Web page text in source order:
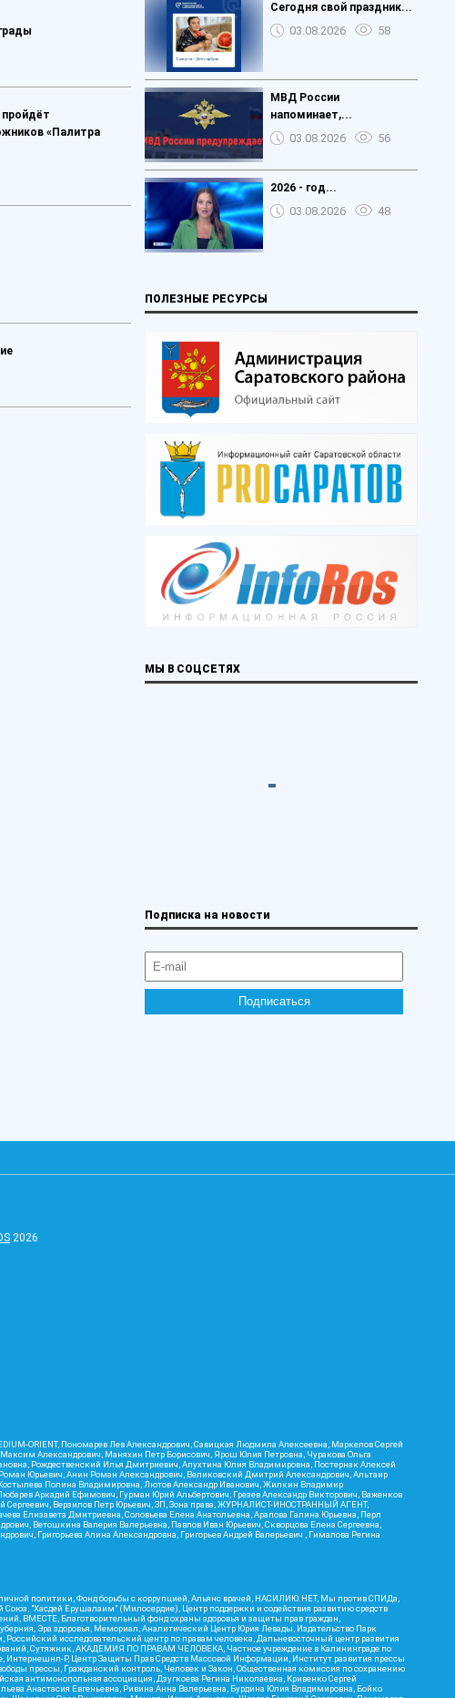
пройдёт
«Палитра
Сегодня свой праздник...
03.08.2026 58
МВД России
напоминает,...
03.08.2026 56
2026 - год...
03.08.2026 48
ПОЛЕЗНЫЕ РЕСУРСЫ
МЫ В СОЦСЕТЯХ
Подписка на новости
2026
ORIENT, Пономарев Лев Александрович, Савицкая Людмила Алексеевна, Маркелов Сергей
Александрович, Маняхин Петр Борисович, Ярош Юлия Петровна, Чуракова Ольга
Рождественский Илья Дмитриевич, Апухтина Юлия Владимировна, Постернак Алексей
Юрьевич, Анин Роман Александрович, Великовский Дмитрий Александрович, Альтаир
Полина Владимировна, Лютов Александр Иванович, Жилкин Владимир
Аркадий Ефимович, Гурман Юрий Альбертович, Грезев Александр Викторович, Важенков
Сергеевич, Верзилов Петр Юрьевич, ЗП, Зона права, ЖУРНАЛИСТ-ИНОСТРАННЫЙ АГЕНТ,
Елизавета Дмитриевна, Соловьева Елена Анатольевна, Арапова Галина Юрьевна, Перл
Ветошкина Валерия Валерьевна, Павлов Иван Юрьевич, Скворцова Елена Сергеевна,
Григорьева Алина Александровна, Григорьев Андрей Валерьевич , Гималова Регина
политики, Фонд борьбы с коррупцией, Альянс врачей, НАСИЛИЮ.НЕТ, Мы против СПИДа,
"Хасдей Ерушалаим" (Милосердие), Центр поддержки и содействия развитию средств
ВМЕСТЕ, Благотворительный фонд охраны здоровья и защиты прав граждан,
Эра здоровья, Мемориал, Аналитический Центр Юрия Левады, Издательство Парк
исследовательский центр по правам человека, Дальневосточный центр развития
Сутяжник, АКАДЕМИЯ ПО ПРАВАМ ЧЕЛОВЕКА, Частное учреждение в Калининграде по
Интернешнл-Р, Центр Защиты Прав Средств Массовой Информации, Институт развития прессы
прессы, Гражданский контроль, Человек и Закон, Общественная комиссия по сохранению
антимонопольная ассоциация, Дзугкоева Регина Николаевна, Кривенко Сергей
Анастасия Евгеньевна, Ривина Анна Валерьевна, Бурдина Юлия Владимировна, Бойко